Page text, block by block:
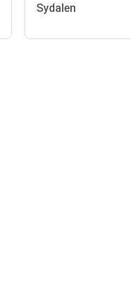
Sydalen